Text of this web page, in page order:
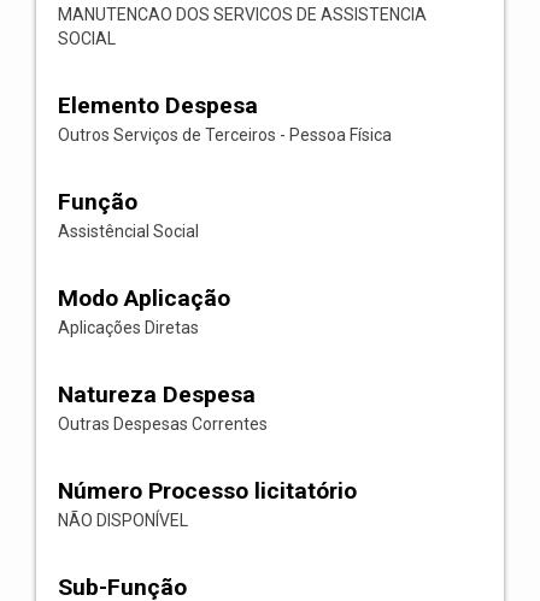
MANUTENCAO DOS SERVICOS DE ASSISTENCIA
SOCIAL
Elemento Despesa
Outros Serviços de Terceiros - Pessoa Física
Função
Assistêncial Social
Modo Aplicação
Aplicações Diretas
Natureza Despesa
Outras Despesas Correntes
Número Processo licitatório
NÃO DISPONÍVEL
Sub-Função